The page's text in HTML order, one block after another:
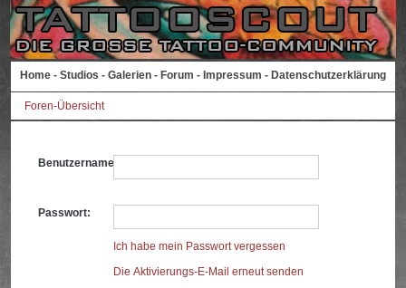
Home - Studios - Galerien - Forum - Impressum - Datenschutzerklärung
Foren-Übersicht
Benutzername:
Passwort:
Ich habe mein Passwort vergessen
Die Aktivierungs-E-Mail erneut senden